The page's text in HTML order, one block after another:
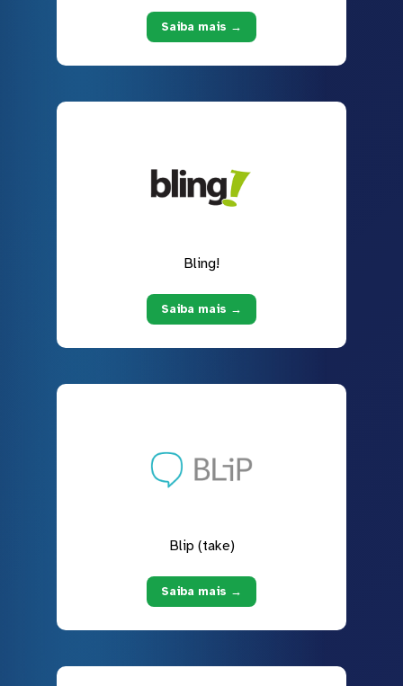
Saiba mais →
Bling!
Saiba mais →
Blip (take)
Saiba mais →